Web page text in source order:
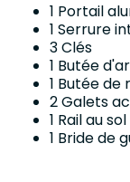
1 Portail
1 Serrure
3 Clés
1 Butée
1 Butée
2 Galets
1 Rail au
1 Bride de